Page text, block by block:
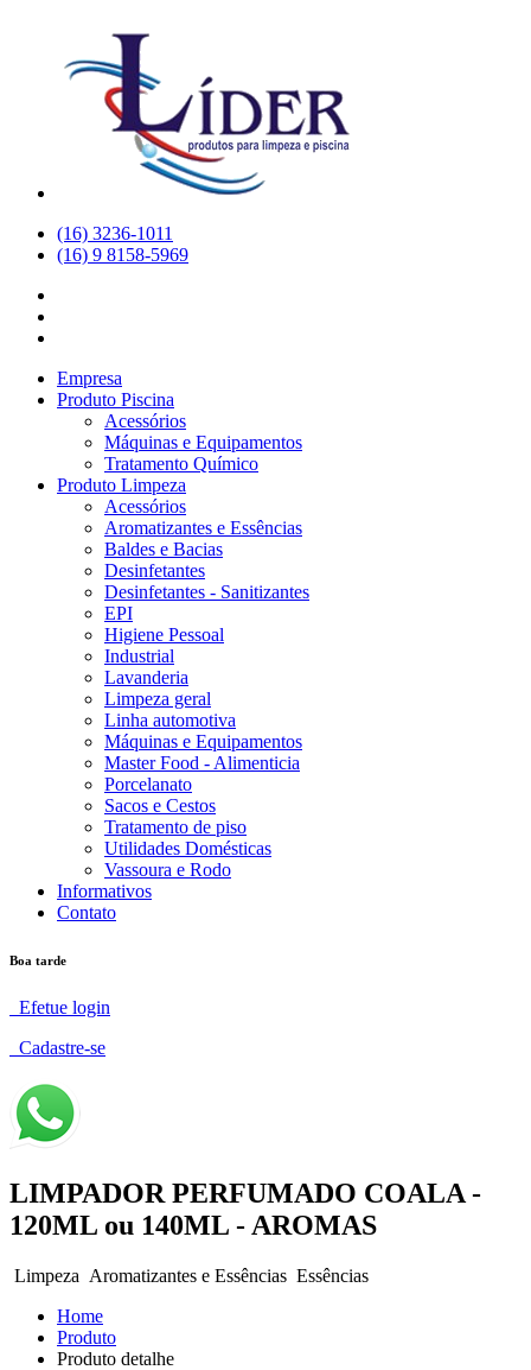
(16) 3236-1011
(16) 9 8158-5969
Empresa
Produto Piscina
Acessórios
Máquinas e Equipamentos
Tratamento Químico
Produto Limpeza
Acessórios
Aromatizantes e Essências
Baldes e Bacias
Desinfetantes
Desinfetantes - Sanitizantes
EPI
Higiene Pessoal
Industrial
Lavanderia
Limpeza geral
Linha automotiva
Máquinas e Equipamentos
Master Food - Alimenticia
Porcelanato
Sacos e Cestos
Tratamento de piso
Utilidades Domésticas
Vassoura e Rodo
Informativos
Contato
Boa tarde
Efetue login
Cadastre-se
LIMPADOR PERFUMADO COALA -
120ML ou 140ML - AROMAS
Limpeza Aromatizantes e Essências Essências
Home
Produto
Produto detalhe